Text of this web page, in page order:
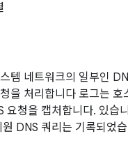
템 네트워크의 일부인
을 처리합니다 로그는 호
요청을 캡처합니다. 있습
DNS 쿼리는 기록되었